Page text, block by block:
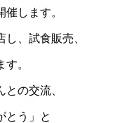
します。
、試食販売、
。
の交流、
とう」と